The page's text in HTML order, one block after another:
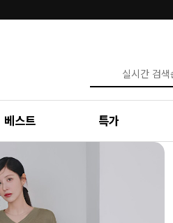
베스트 특가